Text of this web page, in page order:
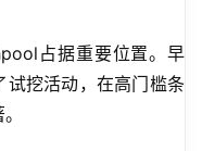
占据重要位置。早
挖活动，在高门槛条